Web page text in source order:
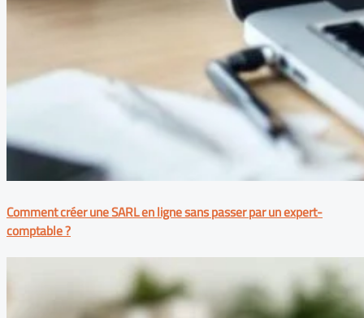
Comment créer une SARL en ligne sans passer par un expert-
comptable ?